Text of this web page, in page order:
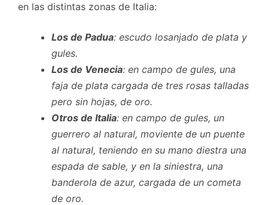
en las distintas zonas de Italia:
Los de Padua: escudo losanjado de plata y
gules.
Los de Venecia: en campo de gules, una
faja de plata cargada de tres rosas talladas
pero sin hojas, de oro.
Otros de Italia: en campo de gules, un
guerrero al natural, moviente de un puente
al natural, teniendo en su mano diestra una
espada de sable, y en la siniestra, una
banderola de azur, cargada de un cometa
de oro.